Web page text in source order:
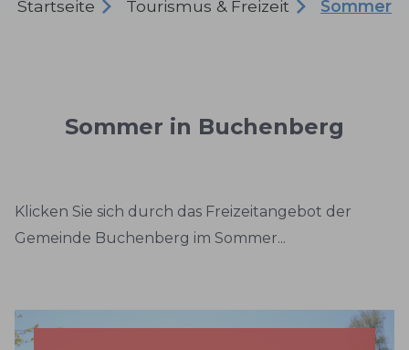
Startseite Tourismus & Freizeit Sommer
Sommer in Buchenberg
Klicken Sie sich durch das Freizeitangebot der
Gemeinde Buchenberg im Sommer...